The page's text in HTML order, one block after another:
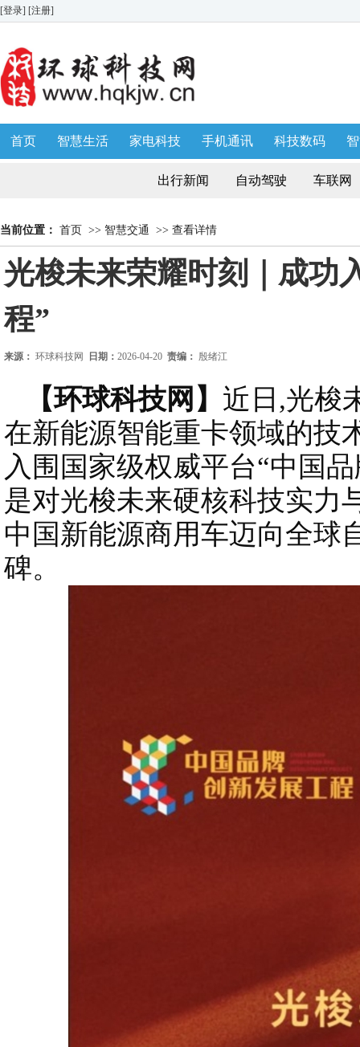
[登录] [注册]
首页 智慧生活 家电科技 手机通讯 科技数码
出行新闻 自动驾驶 车联网
当前位置： 首页 >> 智慧交通 >> 查看详情
光梭未来荣耀时刻｜成功
程”
来源： 环球科技网 日期： 2026-04-20 责编： 殷绪江
【环球科技网】 近日,光梭
在新能源智能重卡领域的技
入围国家级权威平台“中国
是对光梭未来硬核科技实力
中国新能源商用车迈向全球
碑。